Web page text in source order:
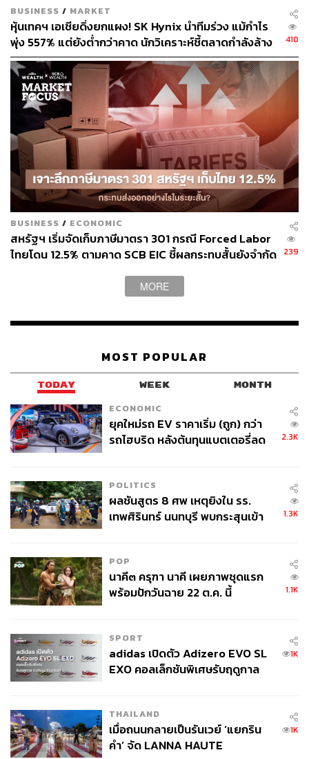
BUSINESS / MARKET
หุ้นเทคฯ เอเชียดิ่งยกแผง! SK Hynix นำทีมร่วง แม้กำไร
พุ่ง 557% แต่ยังต่ำกว่าคาด นักวิเคราะห์ชี้ตลาดกำลังล้าง
‘ฟองสบู่’ AI
410
BUSINESS / ECONOMIC
สหรัฐฯ เริ่มจัดเก็บภาษีมาตรา 301 กรณี Forced Labor
ไทยโดน 12.5% ตามคาด SCB EIC ชี้ผลกระทบสั้นยังจำกัด
239
MORE
MOST POPULAR
TODAY WEEK MONTH
ECONOMIC
ยุคใหม่รถ EV ราคาเริ่ม (ถูก) กว่า
รถไฮบริด หลังต้นทุนแบตเตอรี่ลด
2.3K
POLITICS
ผลชันสูตร 8 ศพ เหตุยิงใน รร.
เทพศิรินทร์ นนทบุรี พบกระสุนเข้า
1.3K
POP
นาคี๓ ครุฑา นาคี เผยภาพชุดแรก
พร้อมปักวันฉาย 22 ต.ค. นี้
1.1K
SPORT
adidas เปิดตัว Adizero EVO SL
EXO คอลเล็กชันพิเศษรับฤดูกาล
1K
THAILAND
เมื่อถนนกลายเป็นรันเวย์ ‘แยกริน
คำ’ จัด LANNA HAUTE
1K